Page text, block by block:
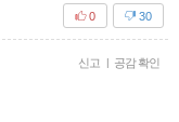
30
0
신고 공감 확인